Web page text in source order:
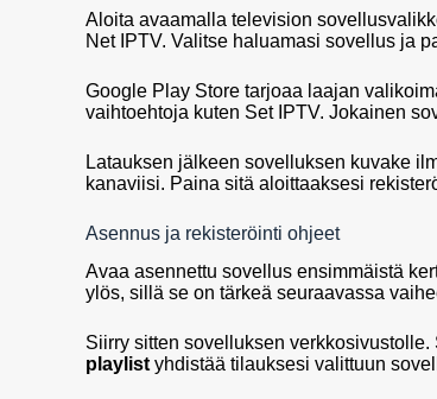
Aloita avaamalla television
Net IPTV. Valitse haluamasi sovellus ja
Google Play Store tarjoaa laajan
vaihtoehtoja kuten Set IPTV. Jokainen
Latauksen jälkeen sovelluksen kuvake
kanaviisi. Paina sitä aloittaaksesi
Asennus ja rekisteröinti ohjeet
Avaa asennettu sovellus ensimmäistä
ylös, sillä se on tärkeä seuraavassa
Siirry sitten sovelluksen
playlist yhdistää tilauksesi valittuun